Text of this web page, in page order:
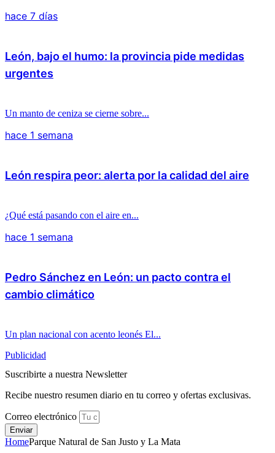
hace 7 días
León, bajo el humo: la provincia pide medidas
urgentes
Un manto de ceniza se cierne sobre...
hace 1 semana
León respira peor: alerta por la calidad del aire
¿Qué está pasando con el aire en...
hace 1 semana
Pedro Sánchez en León: un pacto contra el
cambio climático
Un plan nacional con acento leonés El...
Publicidad
Suscribirte a nuestra Newsletter
Recibe nuestro resumen diario en tu correo y ofertas exclusivas.
Correo electrónico
Enviar
HomeParque Natural de San Justo y La Mata